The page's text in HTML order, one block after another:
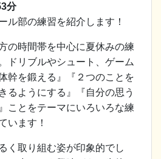
分
ル部の練習を紹介します！
の時間帯を中心に夏休みの練
ドリブルやシュート、ゲーム
幹を鍛える』『２つのことを
るようにする』『自分の思う
ことをテーマにいろいろな練
います！
く取り組む姿が印象的でし